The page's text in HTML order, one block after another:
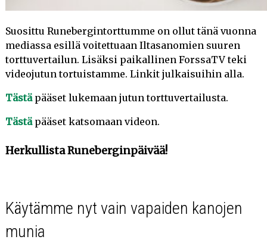
Suosittu Runebergintorttumme on ollut tänä vuonna
mediassa esillä voitettuaan Iltasanomien suuren
torttuvertailun. Lisäksi paikallinen ForssaTV teki
videojutun tortuistamme. Linkit julkaisuihin alla.
Tästäpääset lukemaan jutun torttuvertailusta.
Tästäpääset katsomaan videon.
Herkullista Runeberginpäivää!
Käytämme nyt vain vapaiden kanojen
munia